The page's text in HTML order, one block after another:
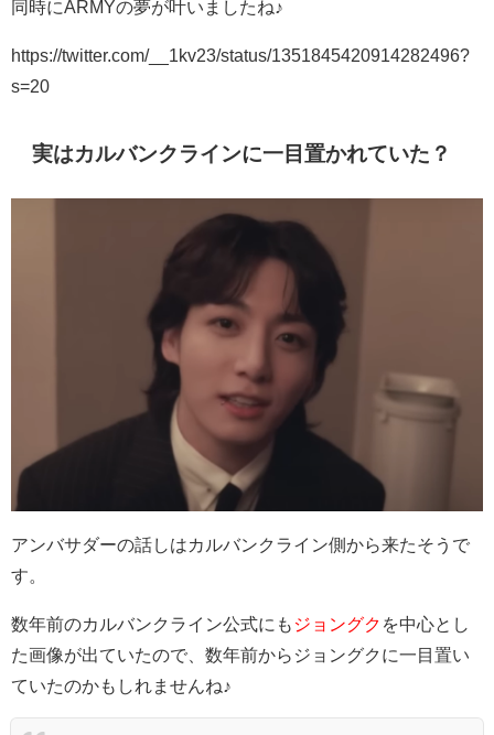
同時にARMYの夢が叶いましたね♪
https://twitter.com/__1kv23/status/1351845420914282496?
s=20
実はカルバンクラインに一目置かれていた？
アンバサダーの話しはカルバンクライン側から来たそうで
す。
数年前のカルバンクライン公式にも ジョングク を中心とし
た画像が出ていたので、数年前からジョングクに一目置い
ていたのかもしれませんね♪